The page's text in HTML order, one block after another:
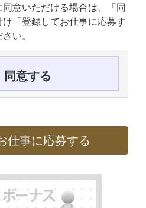
同意いただける場合は、「同
「登録してお仕事に応募す
い。
同意する